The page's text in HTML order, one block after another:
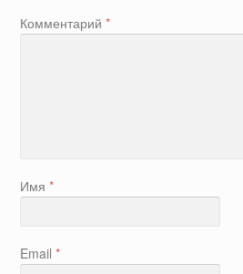
Комментарий*
Имя*
Email*